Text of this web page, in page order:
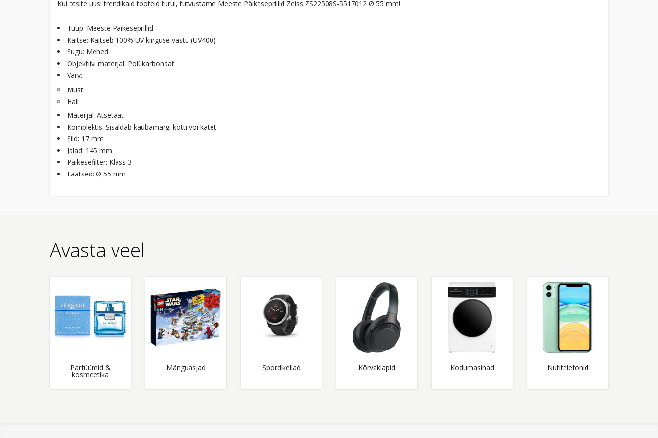
Kui otsite uusi trendikaid tooteid turul, tutvustame Meeste Päikeseprillid Zeiss ZS22508S-5517012 Ø 55 mm!
Tüüp: Meeste Päikeseprillid
Kaitse: Kaitseb 100% UV kiirguse vastu (UV400)
Sugu: Mehed
Objektiivi materjal: Polükarbonaat
Värv:
Must
Hall
Materjal: Atsetaat
Komplektis: Sisaldab kaubamärgi kotti või katet
Sild: 17 mm
Jalad: 145 mm
Päikesefilter: Klass 3
Läätsed: Ø 55 mm
Avasta veel
Parfüümid &
kosmeetika
Mänguasjad Spordikellad Kõrvaklapid Kodumasinad Nutitelefonid